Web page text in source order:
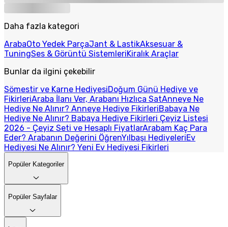
Daha fazla kategori
ArabaOto Yedek ParçaJant & LastikAksesuar &
TuningSes & Görüntü SistemleriKiralık Araçlar
Bunlar da ilgini çekebilir
Sömestir ve Karne HediyesiDoğum Günü Hediye ve
FikirleriAraba İlanı Ver, Arabanı Hızlıca SatAnneye Ne
Hediye Ne Alınır? Anneye Hediye FikirleriBabaya Ne
Hediye Ne Alınır? Babaya Hediye Fikirleri Çeyiz Listesi
2026 - Çeyiz Seti ve Hesaplı FiyatlarArabam Kaç Para
Eder? Arabanın Değerini ÖğrenYılbaşı HediyeleriEv
Hediyesi Ne Alınır? Yeni Ev Hediyesi Fikirleri
Popüler Kategoriler
Popüler Sayfalar